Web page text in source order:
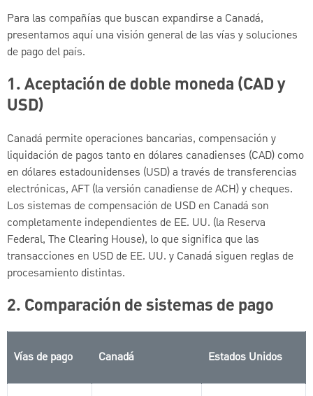
Para las compañías que buscan expandirse a Canadá,
presentamos aquí una visión general de las vías y soluciones
de pago del país.
1.Aceptación de doble moneda (CAD y
USD)
Canadá permite operaciones bancarias, compensación y
liquidación de pagos tanto en dólares canadienses (CAD) como
en dólares estadounidenses (USD) a través de transferencias
electrónicas, AFT (la versión canadiense de ACH) y cheques.
Los sistemas de compensación de USD en Canadá son
completamente independientes de EE. UU. (la Reserva
Federal, The Clearing House), lo que significa que las
transacciones en USD de EE. UU. y Canadá siguen reglas de
procesamiento distintas.
2.Comparación de sistemas de pago
Vías de pago Canadá Estados Unidos